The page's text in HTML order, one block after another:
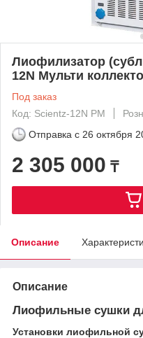
Лиофилизатор
12N Мульти
Под заказ
Код: Scientz-12N PM
Отправка с 26 октября
2 305 000 ₸
Описание
Описание
Лиофильные сушки
Установки лиофильной